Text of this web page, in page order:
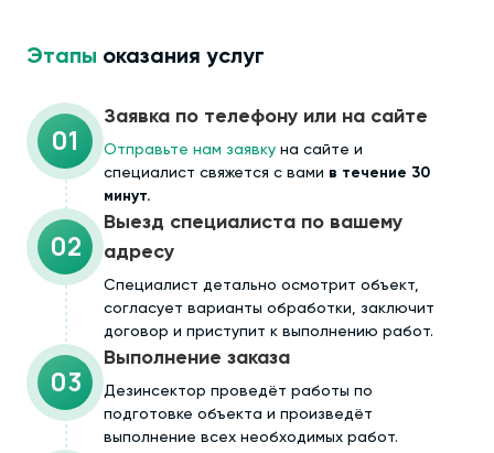
Этапы оказания услуг
01
Заявка по телефону или на сайте
Отправьте нам заявку на сайте и
специалист свяжется с вами в течение 30
минут.
02
Выезд специалиста по вашему
адресу
Cпециалист детально осмотрит объект,
согласует варианты обработки, заключит
договор и приступит к выполнению работ.
03
Выполнение заказа
Дезинсектор проведёт работы по
подготовке объекта и произведёт
выполнение всех необходимых работ.